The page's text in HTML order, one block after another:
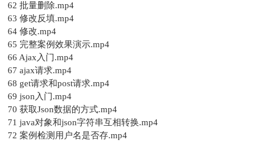
62 批量删除.mp4
63 修改反填.mp4
64 修改.mp4
65 完整案例效果演示.mp4
66 Ajax入门.mp4
67 ajax请求.mp4
68 get请求和post请求.mp4
69 json入门.mp4
70 获取Json数据的方式.mp4
71 java对象和json字符串互相转换.mp4
72 案例检测用户名是否存.mp4